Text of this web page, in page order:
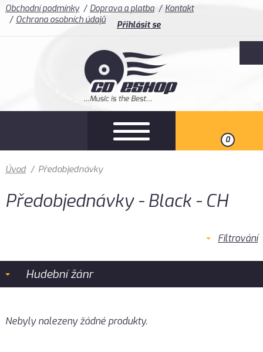
Obchodní podmínky Doprava a platba
Kontakt
Ochrana osobních údajů
Přihlásit se
0
Úvod / Předobjednávky
Předobjednávky - Black - CH
Filtrování
Hudební žánr
Nebyly nalezeny žádné produkty.